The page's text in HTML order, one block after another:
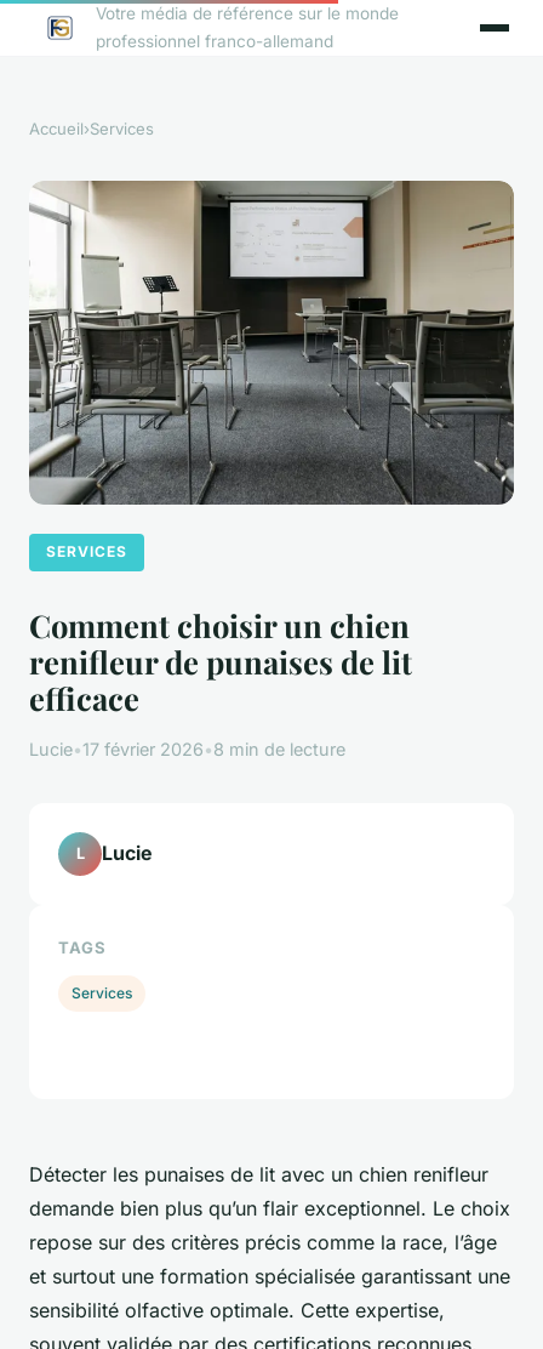
Votre média de référence sur le monde
professionnel franco-allemand
Accueil›Services
SERVICES
Comment choisir un chien
renifleur de punaises de lit
efficace
Lucie•17 février 2026•8 min de lecture
Détecter les punaises de lit avec un chien renifleur
demande bien plus qu’un flair exceptionnel. Le choix
repose sur des critères précis comme la race, l’âge
et surtout une formation spécialisée garantissant une
sensibilité olfactive optimale. Cette expertise,
L Lucie
TAGS
Services